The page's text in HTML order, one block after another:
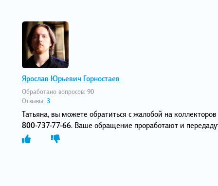
Ярослав Юрьевич Горностаев
Обработано вопросов: 90
Отзывы: 3
Татьяна, вы можете обратиться с жалобой на
800-737-77-66. Ваше обращение проработают и